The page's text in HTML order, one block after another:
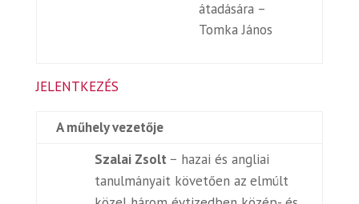
átadására –
Tomka János
JELENTKEZÉS
A műhely vezetője
Szalai Zsolt − hazai és angliai
tanulmányait követően az elmúlt